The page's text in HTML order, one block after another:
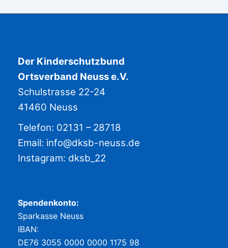
Der Kinderschutzbund
Ortsverband Neuss e.V.
Schulstrasse 22-24
41460 Neuss
Telefon: 02131 – 28718
Email: info@dksb-neuss.de
Instagram: dksb_22
Spendenkonto:
Sparkasse Neuss
IBAN:
DE76 3055 0000 0000 1175 98